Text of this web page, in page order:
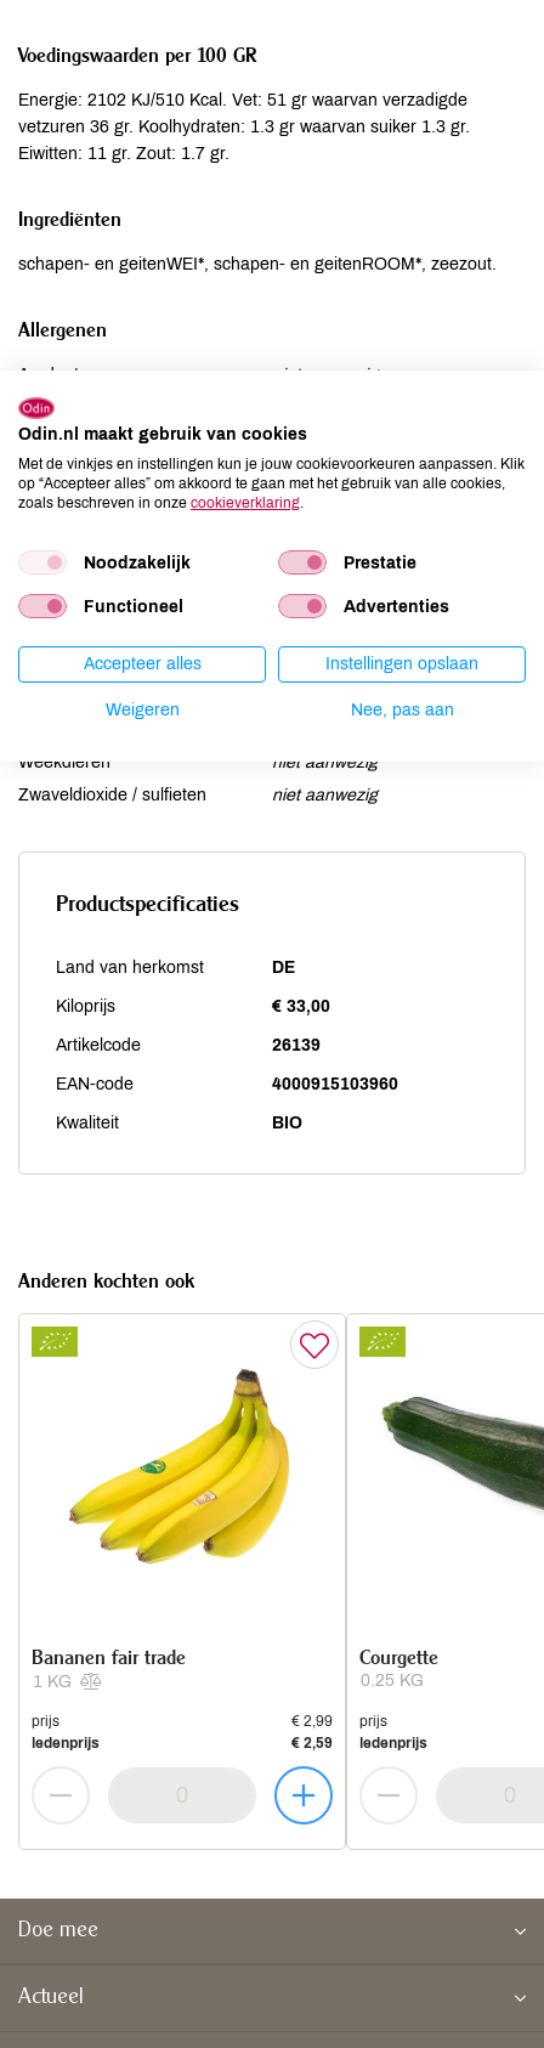
Voedingswaarden per 100 GR
Energie: 2102 KJ/510 Kcal. Vet: 51 gr waarvan verzadigde
vetzuren 36 gr. Koolhydraten: 1.3 gr waarvan suiker 1.3 gr.
Eiwitten: 11 gr. Zout: 1.7 gr.
Ingrediënten
schapen- en geitenWEI*, schapen- en geitenROOM*, zeezout.
Allergenen
Aardnoten
niet aanwezig
Ei
Gluten
niet aanwezig
Lactose
aanwezig
Lupine
niet aanwezig
Noten
niet aanwezig
Schaaldieren
niet aanwezig
niet aanwezig
Weekdieren
niet aanwezig
Zwaveldioxide / sulfieten
niet aanwezig
Productspecificaties
Land van herkomst DE
Kiloprijs € 33,00
Artikelcode 26139
EAN-code 4000915103960
Kwaliteit BIO
Anderen kochten ook
1 KG
Bananen fair trade
prijs
€ 2,99
ledenprijs
€ 2,59
0.25 KG
Courgette
prijs
ledenprijs
Doe mee
Actueel
Odin.nl maakt gebruik van cookies
Met de vinkjes en instellingen kun je jouw cookievoorkeuren aanpassen. Klik
op “Accepteer alles” om akkoord te gaan met het gebruik van alle cookies,
zoals beschreven in onze cookieverklaring.
Noodzakelijk Prestatie
Functioneel Advertenties
Accepteer alles Instellingen opslaan
Weigeren Nee, pas aan